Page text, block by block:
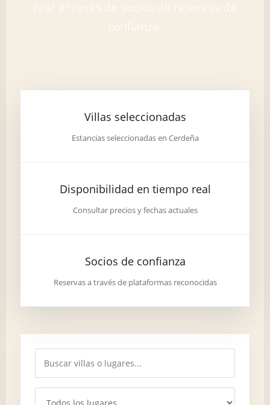
Villas seleccionadas
Estancias seleccionadas en Cerdeña
Disponibilidad en tiempo real
Consultar precios y fechas actuales
Socios de confianza
Reservas a través de plataformas reconocidas